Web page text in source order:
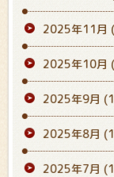
2025年11月
2025年10月
2025年9月
2025年8月
2025年7月